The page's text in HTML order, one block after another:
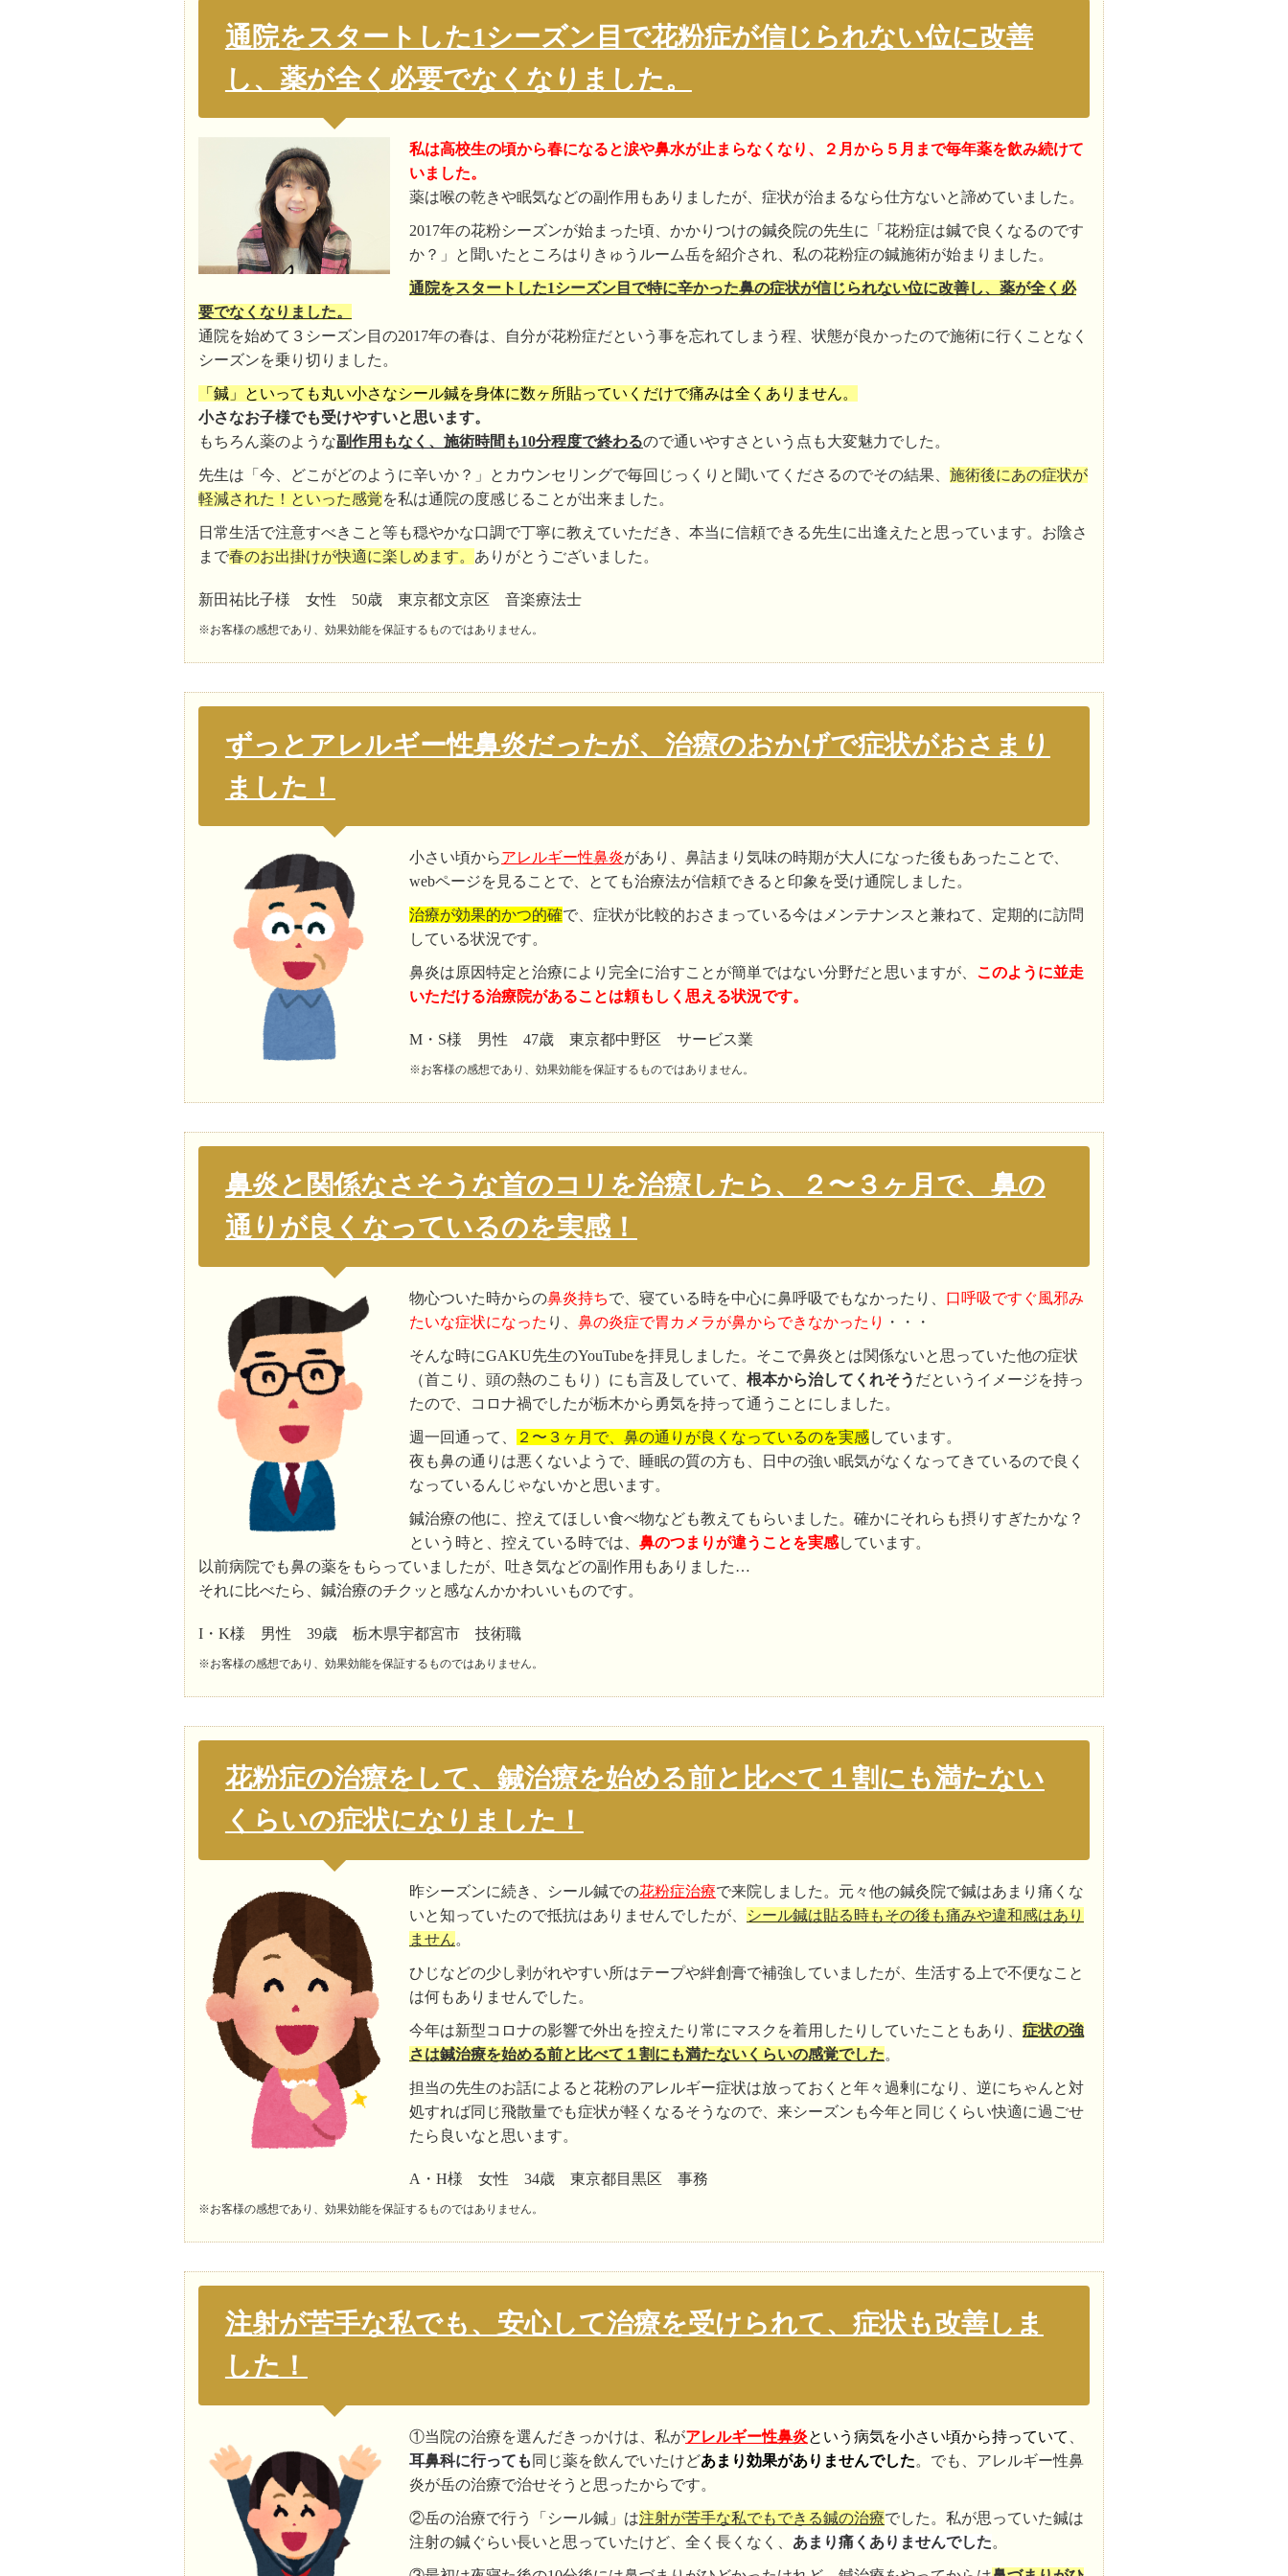
通院をスタートした1シーズン目で花粉症が信じられない位に改善
し、薬が全く必要でなくなりました。
私は高校生の頃から春になると涙や鼻水が止まらなくなり、２月から５月まで毎年薬を飲み続けて
いました。
薬は喉の乾きや眠気などの副作用もありましたが、症状が治まるなら仕方ないと諦めていました。
2017年の花粉シーズンが始まった頃、かかりつけの鍼灸院の先生に「花粉症は鍼で良くなるのです
か？」と聞いたところはりきゅうルーム岳を紹介され、私の花粉症の鍼施術が始まりました。
通院をスタートした1シーズン目で特に辛かった鼻の症状が信じられない位に改善し、薬が全く必
要でなくなりました。
通院を始めて３シーズン目の2017年の春は、自分が花粉症だという事を忘れてしまう程、状態が良かったので施術に行くことなく
シーズンを乗り切りました。
「鍼」といっても丸い小さなシール鍼を身体に数ヶ所貼っていくだけで痛みは全くありません。
小さなお子様でも受けやすいと思います。
もちろん薬のような副作用もなく、施術時間も10分程度で終わるので通いやすさという点も大変魅力でした。
先生は「今、どこがどのように辛いか？」とカウンセリングで毎回じっくりと聞いてくださるのでその結果、 施術後にあの症状が
軽減された！といった感覚を私は通院の度感じることが出来ました。
日常生活で注意すべきこと等も穏やかな口調で丁寧に教えていただき、本当に信頼できる先生に出逢えたと思っています。お陰さ
まで春のお出掛けが快適に楽しめます。 ありがとうございました。
新田祐比子様 女性 50歳 東京都文京区 音楽療法士
※お客様の感想であり、効果効能を保証するものではありません。
ずっとアレルギー性鼻炎だったが、治療のおかげで症状がおさまり
ました！
小さい頃からアレルギー性鼻炎があり、鼻詰まり気味の時期が大人になった後もあったことで、
webページを見ることで、とても治療法が信頼できると印象を受け通院しました。
治療が効果的かつ的確で、症状が比較的おさまっている今はメンテナンスと兼ねて、定期的に訪問
している状況です。
鼻炎は原因特定と治療により完全に治すことが簡単ではない分野だと思いますが、 このように並走
いただける治療院があることは頼もしく思える状況です。
M・S様 男性 47歳 東京都中野区 サービス業
※お客様の感想であり、効果効能を保証するものではありません。
鼻炎と関係なさそうな首のコリを治療したら、２〜３ヶ月で、鼻の
通りが良くなっているのを実感！
物心ついた時からの鼻炎持ちで、寝ている時を中心に鼻呼吸でもなかったり、 口呼吸ですぐ風邪み
たいな症状になった り、 鼻の炎症で胃カメラが鼻からできなかったり ・・・
そんな時にGAKU先生のYouTubeを拝見しました。そこで鼻炎とは関係ないと思っていた他の症状
（首こり、頭の熱のこもり）にも言及していて、 根本から治してくれそう だというイメージを持っ
たので、コロナ禍でしたが栃木から勇気を持って通うことにしました。
週一回通って、 ２〜３ヶ月で、鼻の通りが良くなっているのを実感しています。
夜も鼻の通りは悪くないようで、睡眠の質の方も、日中の強い眠気がなくなってきているので良く
なっているんじゃないかと思います。
鍼治療の他に、控えてほしい食べ物なども教えてもらいました。確かにそれらも摂りすぎたかな？
という時と、控えている時では、 鼻のつまりが違うことを実感しています。
以前病院でも鼻の薬をもらっていましたが、吐き気などの副作用もありました…
それに比べたら、鍼治療のチクッと感なんかかわいいものです。
I・K様 男性 39歳 栃木県宇都宮市 技術職
※お客様の感想であり、効果効能を保証するものではありません。
花粉症の治療をして、鍼治療を始める前と比べて１割にも満たない
くらいの症状になりました！
昨シーズンに続き、シール鍼での花粉症治療で来院しました。元々他の鍼灸院で鍼はあまり痛くな
いと知っていたので抵抗はありませんでしたが、
シール鍼は貼る時もその後も痛みや違和感はあり
ません。
ひじなどの少し剥がれやすい所はテープや絆創膏で補強していましたが、生活する上で不便なこと
は何もありませんでした。
今年は新型コロナの影響で外出を控えたり常にマスクを着用したりしていたこともあり、 症状の強
さは鍼治療を始める前と比べて１割にも満たないくらいの感覚でした。
担当の先生のお話によると花粉のアレルギー症状は放っておくと年々過剰になり、逆にちゃんと対
処すれば同じ飛散量でも症状が軽くなるそうなので、来シーズンも今年と同じくらい快適に過ごせ
たら良いなと思います。
A・H様 女性 34歳 東京都目黒区 事務
※お客様の感想であり、効果効能を保証するものではありません。
注射が苦手な私でも、安心して治療を受けられて、症状も改善しま
した！
①当院の治療を選んだきっかけは、私がアレルギー性鼻炎という病気を小さい頃から持っていて
耳鼻科に行っても 同じ薬を飲んでいたけどあまり効果がありませんでした。でも、アレルギー性鼻
炎が岳の治療で治せそうと思ったからです。
②岳の治療で行う「シール鍼」は注射が苦手な私でもできる鍼の治療でした。私が思っていた鍼は
注射の鍼ぐらい長いと思っていたけど、全く長くなく、 あまり痛くありませんでした。